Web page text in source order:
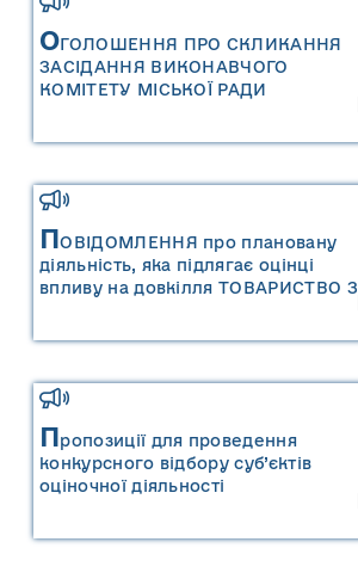
ОГОЛОШЕННЯ ПРО СКЛИКАННЯ
ЗАСІДАННЯ ВИКОНАВЧОГО
КОМІТЕТУ МІСЬКОЇ РАДИ
ПОВІДОМЛЕННЯ про плановану
діяльність, яка підлягає оцінці
впливу на довкілля ТОВАРИСТВО З
Пропозиції для проведення
конкурсного відбору суб’єктів
оціночної діяльності